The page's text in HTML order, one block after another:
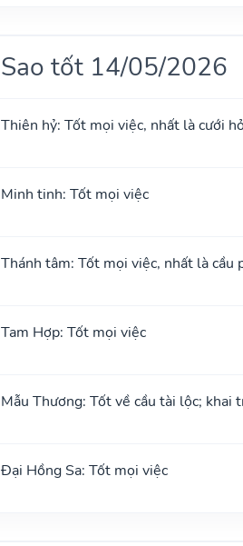
Sao tốt 14/05/2026
Thiên hỷ: Tốt mọi việc, nhất là cưới
Minh tinh: Tốt mọi việc
Thánh tâm: Tốt mọi việc, nhất là cầu
Tam Hợp: Tốt mọi việc
Mẫu Thương: Tốt về cầu tài lộc; khai
Đại Hồng Sa: Tốt mọi việc